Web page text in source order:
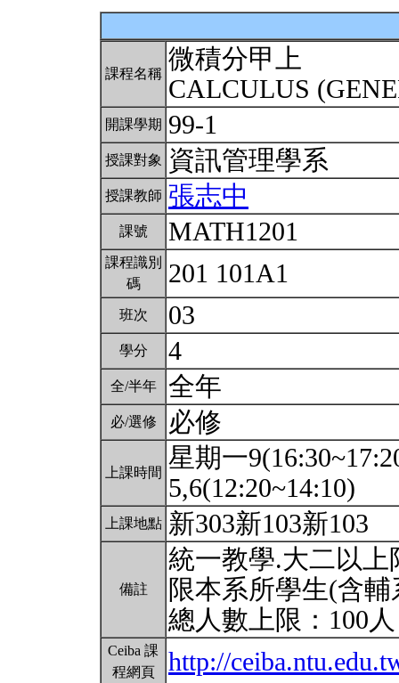
課程名稱 微積分甲上
CALCULUS
開課學期 99-1
授課對象 資訊管理學系
授課教師 張志中
課號 MATH1201
課程識別
碼
201 101A1
班次 03
學分 4
全/半年 全年
必/選修 必修
上課時間 星期一
5,6(12:20~14:10)
上課地點 新303新103新103
備註
統一教學.大二以上
限本系所學生(含
總人數上限：100
Ceiba 課
程網頁
http://